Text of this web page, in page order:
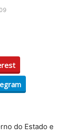
do Estado e